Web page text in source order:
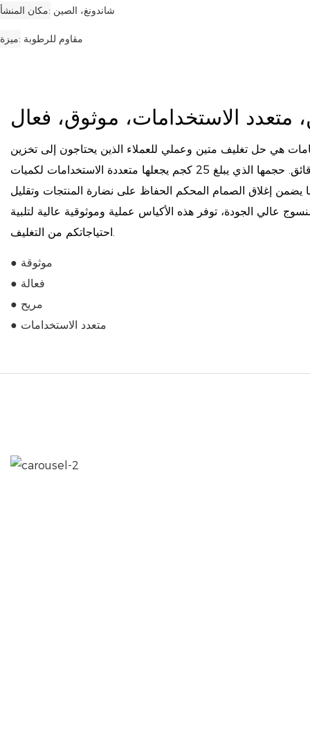
مكان المنشأ شاندونغ، الصين
ميزة مقاوم للرطوبة
متعدد الاستخدامات، موثوق، فعال
هي حل تغليف متين وعملي للعملاء الذين يحتاجون إلى تخزين
ونقل المساحيق والحبيبات والرقائق. حجمها الذي يبلغ 25 كجم يجعلها متعددة الاستخدامات لكميات
يضمن إغلاق الصمام المحكم الحفاظ على نضارة المنتجات وتقليل
عالي الجودة، توفر هذه الأكياس عملية وموثوقية عالية لتلبية
احتياجاتكم من التغليف.
● موثوقة
● فعالة
● مريح
● متعدد الاستخدامات